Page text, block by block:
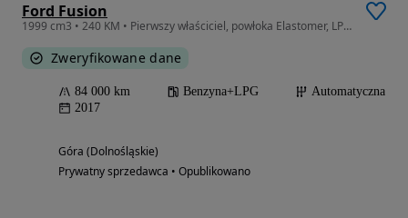
Ford Fusion
1999 cm3 • 240 KM • Pierwszy właściciel, powłoka Elastomer, LPG, przegląd
Zweryfikowane dane
84 000 km Benzyna+LPG
Automatyczna
2017
Góra (Dolnośląskie)
Prywatny sprzedawca • Opublikowano